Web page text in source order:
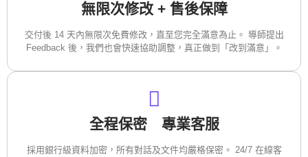
無限次修改 + 售後保障
交付後 14 天內無限次免費修改，直至您完全滿意為止。 導師提出
Feedback 後，我們也會快速協助調整，真正做到「改到滿意」。
全程保密 專業客服
採用銀行級資料加密，所有對話及文件均嚴格保密。 24/7 在線客